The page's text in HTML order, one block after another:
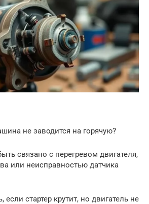
не заводится на горячую?
связано с перегревом двигателя,
или неисправностью датчика
если стартер крутит, но двигатель не